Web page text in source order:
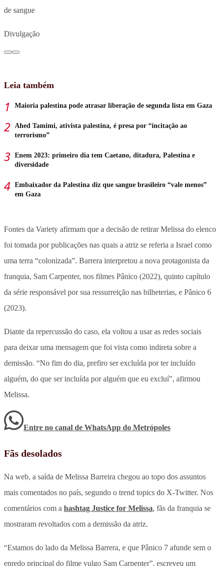
de sangue
Divulgação
Leia também
Maioria palestina pode atrasar liberação de segunda lista em Gaza
Ahed Tamimi, ativista palestina, é presa por “incitação ao
terrorismo”
Enem 2023: primeiro dia tem Caetano, ditadura, Palestina e
diversidade
Embaixador da Palestina diz que sangue brasileiro “vale menos”
em Gaza
Fontes da Variety afirmam que a decisão de retirar Melissa do elenco
foi tomada por publicações nas quais a atriz se referia a Israel como
uma terra “colonizada”. Barrera interpretou a nova protagonista da
franquia, Sam Carpenter, nos filmes Pânico (2022), quinto capítulo
da série responsável por sua ressurreição nas bilheterias, e Pânico 6
(2023).
Diante da repercussão do caso, ela voltou a usar as redes sociais
para deixar uma mensagem que foi vista como indireta sobre a
demissão. “No fim do dia, prefiro ser excluída por ter incluído
alguém, do que ser incluída por alguém que eu excluí”, afirmou
Melissa.
Entre no canal de WhatsApp do Metrópoles
Fãs desolados
Na web, a saída de Melissa Barreira chegou ao topo dos assuntos
mais comentados no país, segundo o trend topics do X-Twitter. Nos
comentários com a hashtag Justice for Melissa, fãs da franquia se
mostraram revoltados com a demissão da atriz.
“Estamos do lado da Melissa Barrera, e que Pânico 7 afunde sem o
enredo principal do filme vulgo Sam Carpenter”, escreveu um